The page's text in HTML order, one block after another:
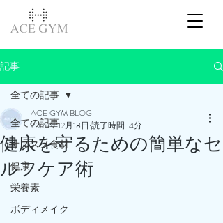
記事
全ての記事
オススメ食材
健康
栄養素
ボディメイク
全ての記事
健康を守るための簡単なセ
ルフケア術
ACE GYM BLOG
2024年12月18日 読了時間: 4分